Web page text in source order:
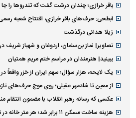
باقر خرازی؛ چندان درشت گفت که تندروها را
ابطحی: حرف‌های باقر خرازی، افتتاح شعبه
ژیلا هدائی درگذشت
تصاویر| نماز بن‌سلمان، اردوغان و شهباز شریف
ببینید| هنرمندان در مراسم ختم مریم همتیان
یک لایحه، هزار سؤال؛ سهم ایران از خزر واقعاً
از معین تا شادمهر عقیلی؛ روی موج حرف‌های
عکسی که رسانه رهبر انقلاب با مضمون انتقام
هزینه ساخت مسکن ۱۱ برابر شد؛ هر متر خانه در تهران چقدر آب می‌خورد؟